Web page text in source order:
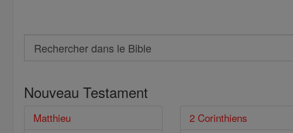
Search
Rechercher
le
Bible
Nouveau Testament
Matthieu
2 Corinthiens